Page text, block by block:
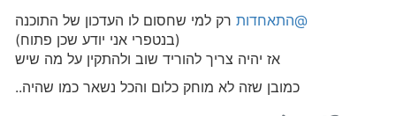
@התאחדות רק למי שחסום לו העדכון של התוכנה
(בנטפרי אני יודע שכן פתוח)
אז יהיה צריך להוריד שוב ולהתקין על מה שיש
כמובן שזה לא מוחק כלום והכל נשאר כמו שהיה..